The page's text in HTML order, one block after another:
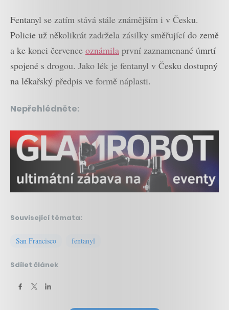
Fentanyl se zatím stává stále známějším i v Česku.
Policie už několikrát zadržela zásilky směřující do země
a ke konci července oznámila první zaznamenané úmrtí
spojené s drogou. Jako lék je fentanyl v Česku dostupný
na lékařský předpis ve formě náplasti.
Nepřehlédněte:
Související témata:
San Francisco fentanyl
Sdílet článek